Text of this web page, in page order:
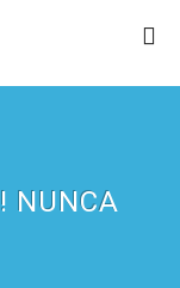
NUNCA